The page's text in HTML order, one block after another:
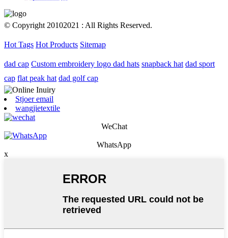
© Copyright 20102021 : All Rights Reserved.
Hot Tags Hot Products Sitemap
dad cap Custom embroidery logo dad hats snapback hat dad sport
cap flat peak hat dad golf cap
Stjoer email
wangjietextile
WeChat
WhatsApp
x